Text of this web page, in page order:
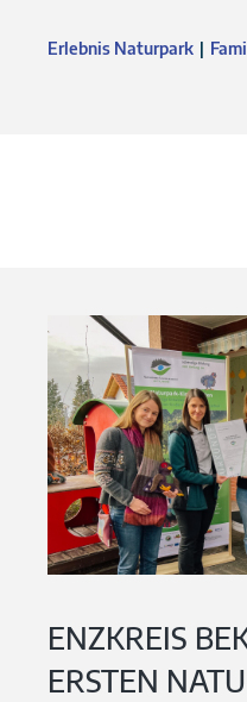
Erlebnis Naturpark
ENZKREIS
ERSTEN